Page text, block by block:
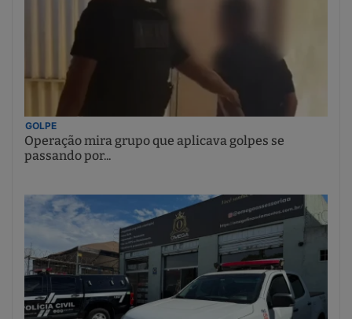
GOLPE
Operação mira grupo que aplicava golpes se
passando por...